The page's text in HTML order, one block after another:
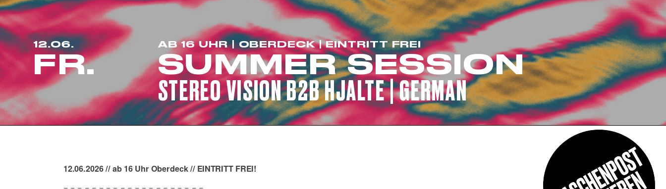
FRIDA AUF LANDGANG
FRAGEN
JOBS
KONTAKT
12.06.
FR.
AB 16 UHR | OBERDECK | EINTRITT FREI
SUMMER SESSION
STEREO VISION B2B HJALTE | GERMAN
12.06.2026 // ab 16 Uhr Oberdeck // EINTRITT FREI!